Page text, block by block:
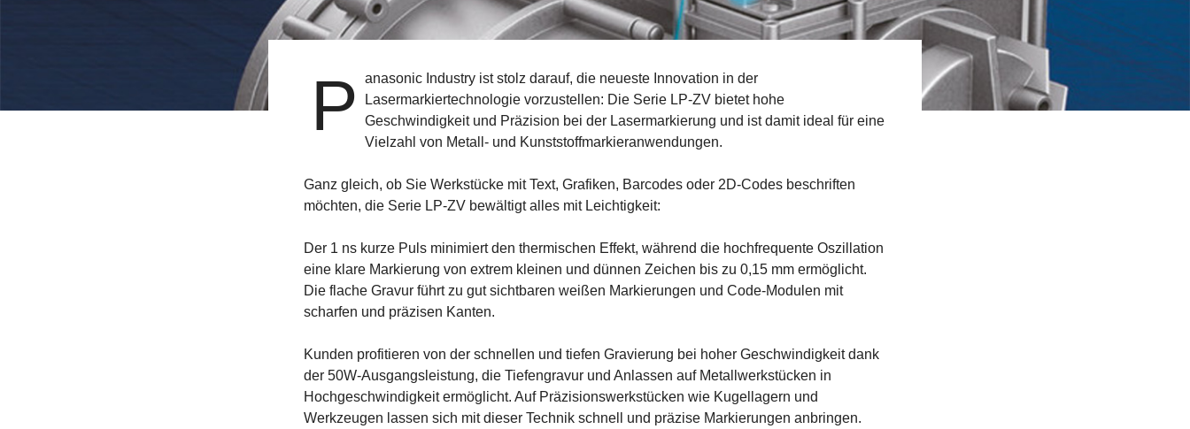
P
anasonic Industry ist stolz darauf, die neueste Innovation in der
Lasermarkiertechnologie vorzustellen: Die Serie LP-ZV bietet hohe
Geschwindigkeit und Präzision bei der Lasermarkierung und ist damit ideal für eine
Vielzahl von Metall- und Kunststoffmarkieranwendungen.
Ganz gleich, ob Sie Werkstücke mit Text, Grafiken, Barcodes oder 2D-Codes beschriften
möchten, die Serie LP-ZV bewältigt alles mit Leichtigkeit:
Der 1 ns kurze Puls minimiert den thermischen Effekt, während die hochfrequente Oszillation
eine klare Markierung von extrem kleinen und dünnen Zeichen bis zu 0,15 mm ermöglicht.
Die flache Gravur führt zu gut sichtbaren weißen Markierungen und Code-Modulen mit
scharfen und präzisen Kanten.
Kunden profitieren von der schnellen und tiefen Gravierung bei hoher Geschwindigkeit dank
der 50W-Ausgangsleistung, die Tiefengravur und Anlassen auf Metallwerkstücken in
Hochgeschwindigkeit ermöglicht. Auf Präzisionswerkstücken wie Kugellagern und
Werkzeugen lassen sich mit dieser Technik schnell und präzise Markierungen anbringen.